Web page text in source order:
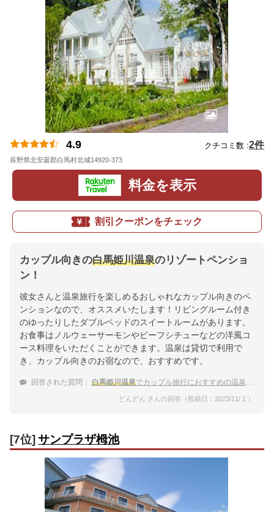
4.9 クチコミ数 :2件
長野県北安曇郡白馬村北城14920-373
料金を表示
割引クーポンをチェック
カップル向きの白馬姫川温泉のリゾートペンショ
ン！
彼女さんと温泉旅行を楽しめるおしゃれなカップル向きのペ
ンションなので、オススメいたします！リビングルーム付き
のゆったりしたダブルベッドのスイートルームがあります。
お食事はノルウェーサーモンやビーフシチューなどの洋風コ
ース料理をいただくことができます。温泉は貸切で利用で
き、カップル向きのお宿なので、おすすめです。
回答された質問： 白馬姫川温泉でカップル旅行におすすめの温泉宿をおしえて！
どんどん さんの回答（投稿日：2023/11/ 1 ）
[7位] サンプラザ栂池